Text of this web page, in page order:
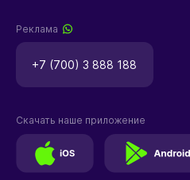
Реклама
+7 (700) 3 888 188
Скачать наше приложение